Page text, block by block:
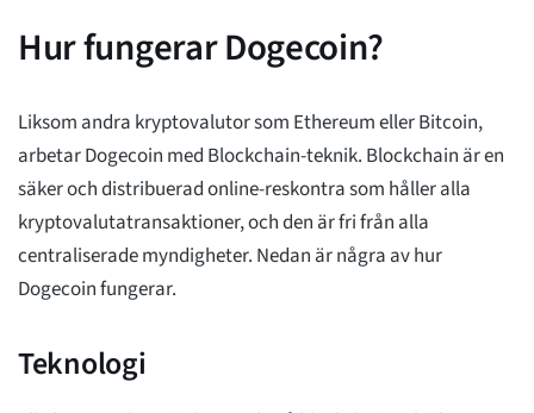
Hur fungerar Dogecoin?
Liksom andra kryptovalutor som Ethereum eller Bitcoin,
arbetar Dogecoin med Blockchain-teknik. Blockchain är en
säker och distribuerad online-reskontra som håller alla
kryptovalutatransaktioner, och den är fri från alla
centraliserade myndigheter. Nedan är några av hur
Dogecoin fungerar.
Teknologi